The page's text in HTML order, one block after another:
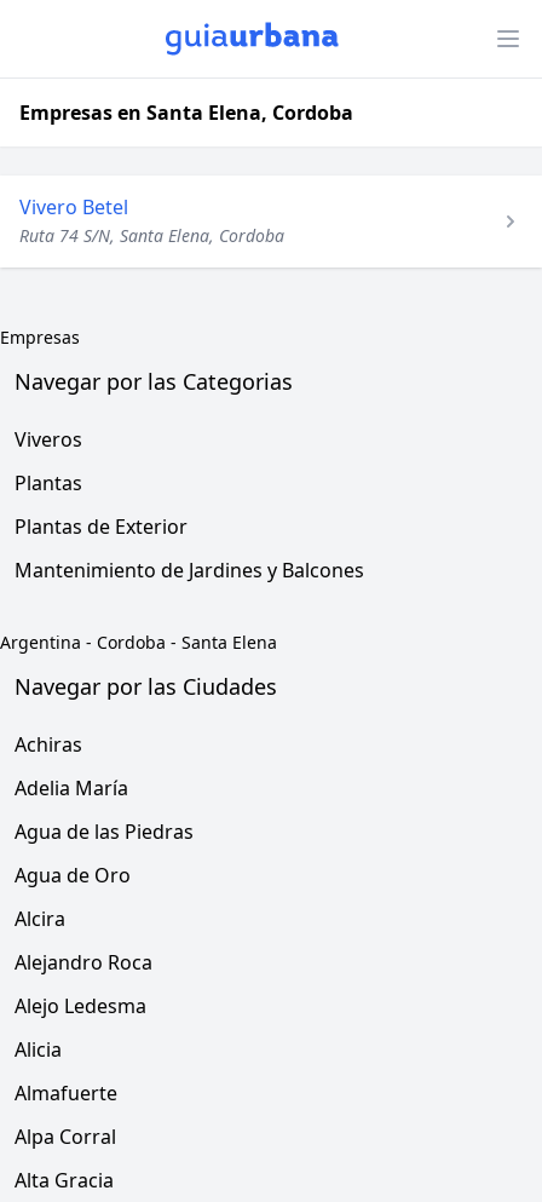
Empresas en Santa Elena, Cordoba
Vivero Betel
Ruta 74 S/N, Santa Elena, Cordoba
Empresas
Navegar por las Categorias
Viveros
Plantas
Plantas de Exterior
Mantenimiento de Jardines y Balcones
Argentina - Cordoba - Santa Elena
Navegar por las Ciudades
Achiras
Adelia María
Agua de las Piedras
Agua de Oro
Alcira
Alejandro Roca
Alejo Ledesma
Alicia
Almafuerte
Alpa Corral
Alta Gracia